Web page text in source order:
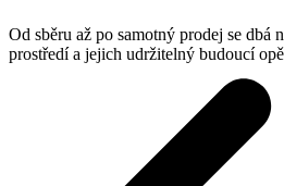
Od sběru až po samotný prodej se dbá
prostředí a jejich udržitelný budoucí